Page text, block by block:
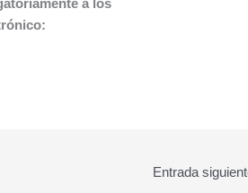
a los
Entrada